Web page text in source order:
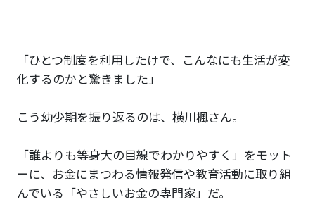
「ひとつ制度を利用したけで、こんなにも生活が変
化するのかと驚きました」
こう幼少期を振り返るのは、横川楓さん。
「誰よりも等身大の目線でわかりやすく」をモット
ーに、お金にまつわる情報発信や教育活動に取り組
んでいる「やさしいお金の専門家」だ。